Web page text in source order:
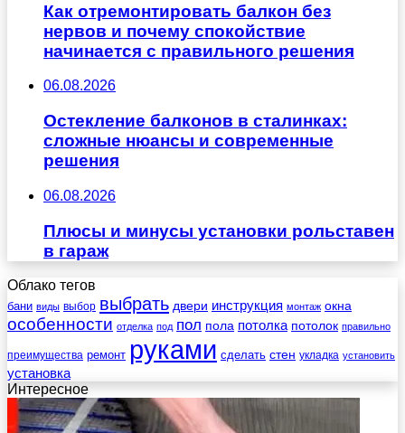
Как отремонтировать балкон без
нервов и почему спокойствие
начинается с правильного решения
06.08.2026
Остекление балконов в сталинках:
сложные нюансы и современные
решения
06.08.2026
Плюсы и минусы установки рольставен
в гараж
Облако тегов
бани виды выбор выбрать двери инструкция монтаж окна
особенности отделка под пол пола потолка потолок правильно
преимущества ремонт руками сделать стен укладка установить
установка
Интересное